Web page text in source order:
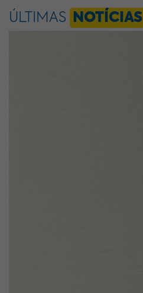
ÚLTIMAS NOTÍCIAS